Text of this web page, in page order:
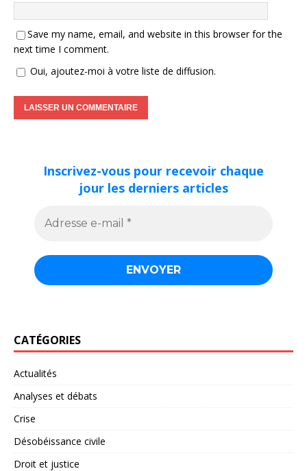
Save my name, email, and website in this browser for the
next time I comment.
Oui, ajoutez-moi à votre liste de diffusion.
Inscrivez-vous pour recevoir chaque
jour les derniers articles
CATÉGORIES
Actualités
Analyses et débats
Crise
Désobéissance civile
Droit et justice